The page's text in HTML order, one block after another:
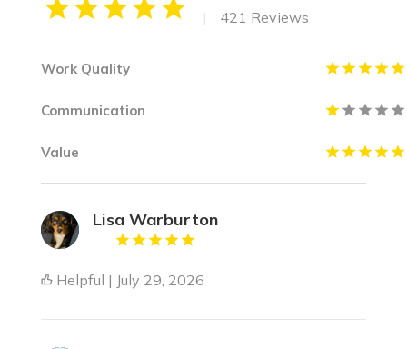
| 421 Reviews
Work Quality
Communication
Value
Lisa Warburton
Helpful | July 29, 2026